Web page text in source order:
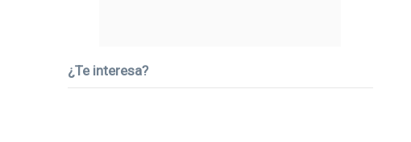
¿Te interesa?